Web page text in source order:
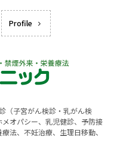
Profile
（子宮がん検診・乳がん検
オパシー、乳児健診、予防接
法、不妊治療、生理日移動、